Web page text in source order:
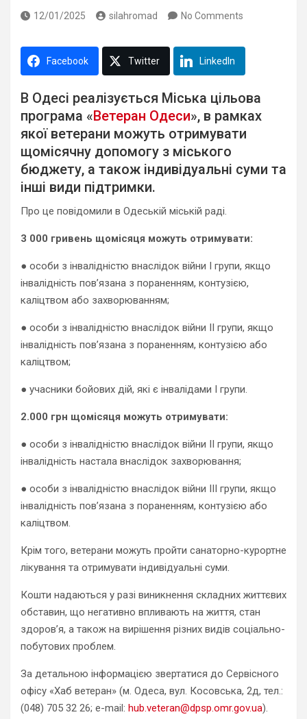
12/01/2025 silahromad No Comments
Facebook Twitter LinkedIn
В Одесі реалізується Міська цільова
програма «Ветеран Одеси», в рамках
якої ветерани можуть отримувати
щомісячну допомогу з міського
бюджету, а також індивідуальні суми та
інші види підтримки.
Про це повідомили в Одеській міській раді.
3 000 гривень щомісяця можуть отримувати:
● особи з інвалідністю внаслідок війни І групи, якщо
інвалідність пов’язана з пораненням, контузією,
каліцтвом або захворюванням;
● особи з інвалідністю внаслідок війни ІІ групи, якщо
інвалідність пов’язана з пораненням, контузією або
каліцтвом;
● учасники бойових дій, які є інвалідами І групи.
2.000 грн щомісяця можуть отримувати:
● особи з інвалідністю внаслідок війни ІІ групи, якщо
інвалідність настала внаслідок захворювання;
● особи з інвалідністю внаслідок війни ІІІ групи, якщо
інвалідність пов’язана з пораненням, контузією або
каліцтвом.
Крім того, ветерани можуть пройти санаторно-курортне
лікування та отримувати індивідуальні суми.
Кошти надаються у разі виникнення складних життєвих
обставин, що негативно впливають на життя, стан
здоров’я, а також на вирішення різних видів соціально-
побутових проблем.
За детальною інформацією звертатися до Сервісного
офісу «Хаб ветеран» (м. Одеса, вул. Косовська, 2д, тел.:
(048) 705 32 26; e-mail: hub.veteran@dpsp.omr.gov.ua).